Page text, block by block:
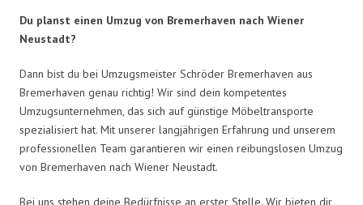
Du planst einen Umzug von Bremerhaven nach Wiener
Neustadt?
Dann bist du bei Umzugsmeister Schröder Bremerhaven aus
Bremerhaven genau richtig! Wir sind dein kompetentes
Umzugsunternehmen, das sich auf günstige Möbeltransporte
spezialisiert hat. Mit unserer langjährigen Erfahrung und unserem
professionellen Team garantieren wir einen reibungslosen Umzug
von Bremerhaven nach Wiener Neustadt.
Bei uns stehen deine Bedürfnisse an erster Stelle. Wir bieten dir